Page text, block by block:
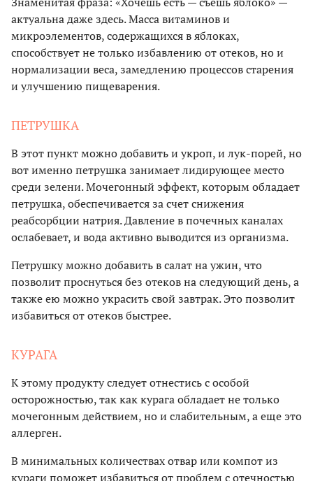
актуальна даже здесь. Масса витаминов и
микроэлементов, содержащихся в яблоках,
способствует не только избавлению от отеков, но и
нормализации веса, замедлению процессов старения
и улучшению пищеварения.
ПЕТРУШКА
В этот пункт можно добавить и укроп, и лук-порей, но
вот именно петрушка занимает лидирующее место
среди зелени. Мочегонный эффект, которым обладает
петрушка, обеспечивается за счет снижения
реабсорбции натрия. Давление в почечных каналах
ослабевает, и вода активно выводится из организма.
Петрушку можно добавить в салат на ужин, что
позволит проснуться без отеков на следующий день, а
также ею можно украсить свой завтрак. Это позволит
избавиться от отеков быстрее.
КУРАГА
К этому продукту следует отнестись с особой
осторожностью, так как курага обладает не только
мочегонным действием, но и слабительным, а еще это
аллерген.
В минимальных количествах отвар или компот из
кураги поможет избавиться от проблем с отечностью